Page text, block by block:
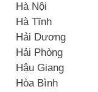
Hà Nội
Hà Tĩnh
Hải Dương
Hải Phòng
Hậu Giang
Hòa Bình